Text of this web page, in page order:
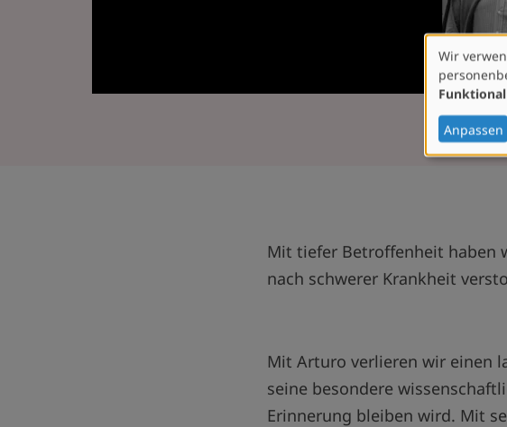
Mit tiefer Betroffenheit haben
nach schwerer Krankheit
Mit Arturo verlieren wir einen
seine besondere
Erinnerung bleiben wird. Mit
von
Daten
und
Cookies
Wir
Anpassen